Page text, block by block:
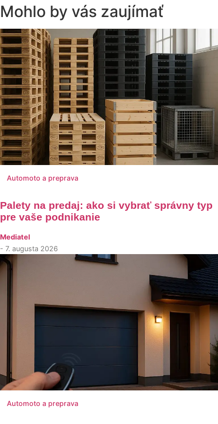
Mohlo by vás zaujímať
Automoto a preprava
Palety na predaj: ako si vybrať správny typ
pre vaše podnikanie
Mediatel
- 7. augusta 2026
Automoto a preprava